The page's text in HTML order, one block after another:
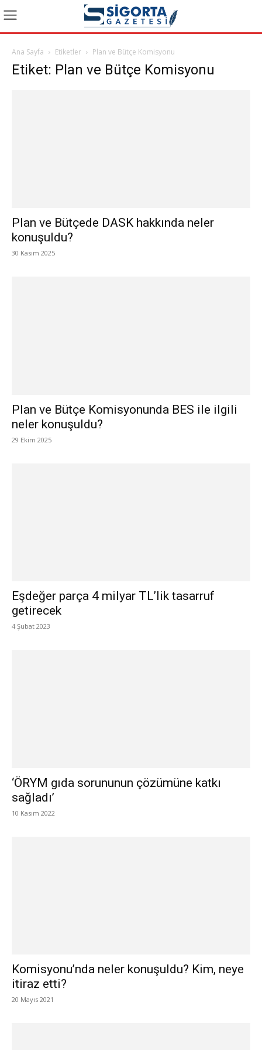
Ana Sayfa Etiketler Plan ve Bütçe Komisyonu
Etiket: Plan ve Bütçe Komisyonu
Plan ve Bütçede DASK hakkında neler
konuşuldu?
30 Kasım 2025
Plan ve Bütçe Komisyonunda BES ile ilgili
neler konuşuldu?
29 Ekim 2025
Eşdeğer parça 4 milyar TL’lik tasarruf
getirecek
4 Şubat 2023
‘ÖRYM gıda sorununun çözümüne katkı
sağladı’
10 Kasım 2022
Komisyonu’nda neler konuşuldu? Kim, neye
itiraz etti?
20 Mayıs 2021